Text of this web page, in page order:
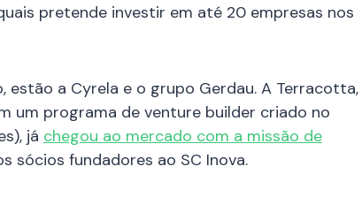
pretende investir em até 20 empresas nos
a Cyrela e o grupo Gerdau. A Terracotta,
um programa de venture builder criado no
já chegou ao mercado com a missão de
sócios fundadores ao SC Inova.